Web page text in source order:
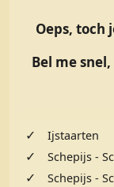
Oeps, toch
Bel me
✓ Ijstaarten
✓ Schepijs -
✓ Schepijs -